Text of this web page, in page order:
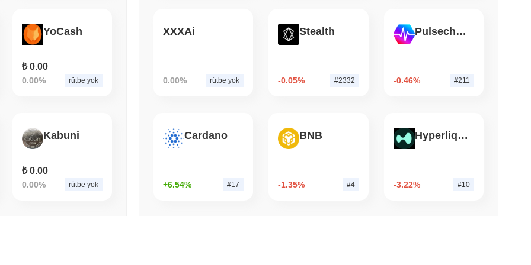
ECONOMIC DATA
ABD GSYİH Verileri Onchain'de Yer Aldı, Q2 Büyümesi %1.5'e
YoCash
₺ 0.00
0.00% rütbe yok
Kabuni
₺ 0.00
0.00% rütbe yok
XXXAi
0.00% rütbe yok
Stealth
-0.05% #2332
Pulsechain
-0.46% #211
Cardano
+6.54% #17
BNB
-1.35% #4
Hyperliquid
-3.22% #10